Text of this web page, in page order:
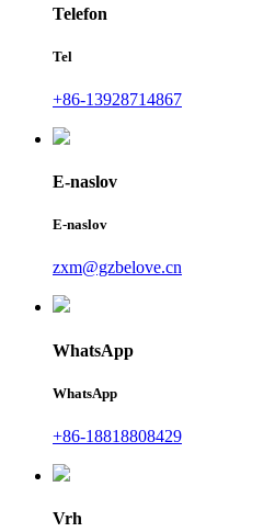
Telefon
Tel
+86-13928714867
E-naslov
E-naslov
zxm@gzbelove.cn
WhatsApp
WhatsApp
+86-18818808429
Vrh